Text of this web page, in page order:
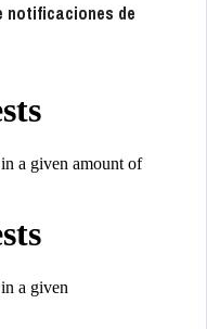
notificaciones de